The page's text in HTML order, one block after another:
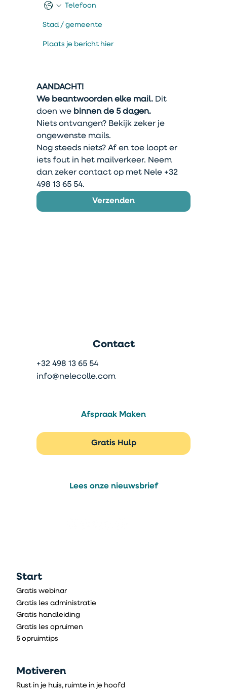
AANDACHT!
We beantwoorden elke mail. Dit
doen we binnen de 5 dagen.
Niets ontvangen? Bekijk zeker je
Nog steeds niets? Af en toe loopt er
iets fout in het mailverkeer. Neem
dan zeker contact op met Nele +32
498 13 65 54.
Verzenden
Contact
+32 498 13 65 54
info@nelecolle.com
Gratis Hulp
Afspraak Maken
Lees onze nieuwsbrief
Start
Gratis webinar
Gratis les administratie
Gratis handleiding
Gratis les opruimen
5 opruimtips
Motiveren
Rust in je huis, ruimte in je hoofd